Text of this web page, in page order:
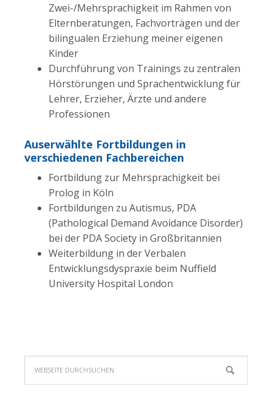
Zwei-/Mehrsprachigkeit im Rahmen von
Elternberatungen, Fachvorträgen und der
bilingualen Erziehung meiner eigenen
Kinder
Durchführung von Trainings zu zentralen
Hörstörungen und Sprachentwicklung für
Lehrer, Erzieher, Ärzte und andere
Professionen
Auserwählte Fortbildungen in
verschiedenen Fachbereichen
Fortbildung zur Mehrsprachigkeit bei
Prolog in Köln
Fortbildungen zu Autismus, PDA
(Pathological Demand Avoidance Disorder)
bei der PDA Society in Großbritannien
Weiterbildung in der Verbalen
Entwicklungsdyspraxie beim Nuffield
University Hospital London